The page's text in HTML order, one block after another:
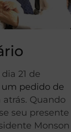
21 de
um pedido de
Quando
seu presente
Monson